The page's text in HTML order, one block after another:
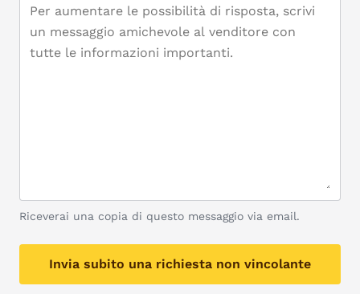
Riceverai una copia di questo messaggio via email.
Invia subito una richiesta non vincolante